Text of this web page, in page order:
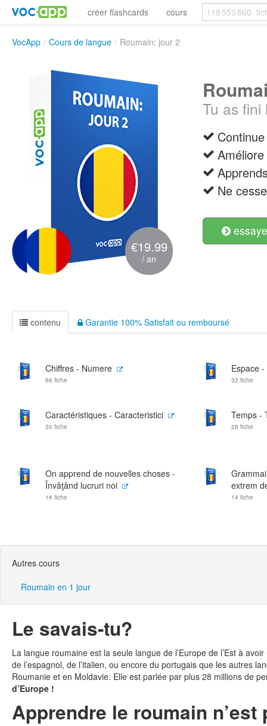
créer flashcards cours
VocApp / Cours de langue / Roumain: jour 2
€19.99
/ an
Tu as
Ne
contenu Garantie 100% Satisfait ou remboursé
Chiffres - Numere
66 fiche
Espace
32 fiche
Caractéristiques - Caracteristici
30 fiche
Temps -
26 fiche
On apprend de nouvelles choses -
Învăţând lucruri noi
14 fiche
extrem
14 fiche
Autres cours
Roumain en 1 jour
Le savais-tu?
La langue roumaine est la seule langue de l’Europe de l’Est à
de l’espagnol, de l’italien, ou encore du portugais que les autres
Roumanie et en Moldavie. Elle est parlée par plus 28 millions de
d’Europe !
Apprendre le roumain